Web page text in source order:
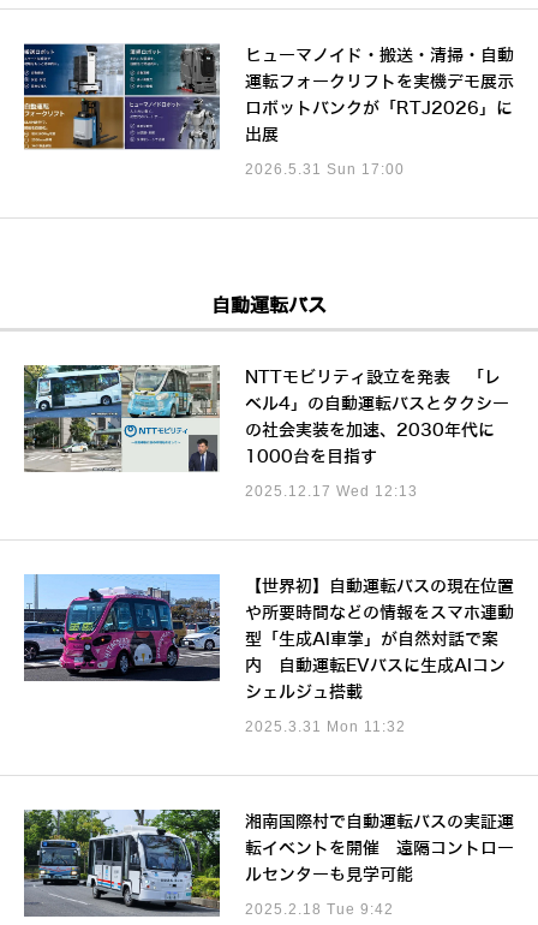
ヒューマノイド・搬送・清掃・自動
運転フォークリフトを実機デモ展示
ロボットバンクが「RTJ2026」に
出展
2026.5.31 Sun 17:00
自動運転バス
NTTモビリティ設立を発表 「レ
ベル4」の自動運転バスとタクシー
の社会実装を加速、2030年代に
1000台を目指す
2025.12.17 Wed 12:13
【世界初】自動運転バスの現在位置
や所要時間などの情報をスマホ連動
型「生成AI車掌」が自然対話で案
内 自動運転EVバスに生成AIコン
シェルジュ搭載
2025.3.31 Mon 11:32
湘南国際村で自動運転バスの実証運
転イベントを開催 遠隔コントロー
ルセンターも見学可能
2025.2.18 Tue 9:42